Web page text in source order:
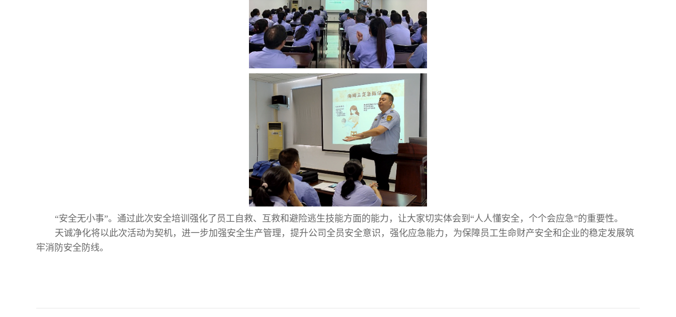
“安全无小事”。通过此次安全培训强化了员工自救、互救和避险逃生技能方面的能力，让大家切实体会到“人人懂安全，个个会应急”的重要性。
天诚净化将以此次活动为契机，进一步加强安全生产管理，提升公司全员安全意识，强化应急能力，为保障员工生命财产安全和企业的稳定发展筑
牢消防安全防线。